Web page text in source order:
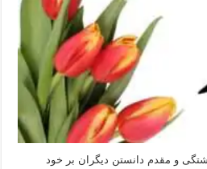
و مقدم دانستن دیگران بر خود